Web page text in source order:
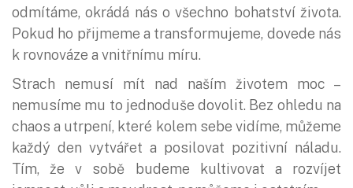
odmítáme, okrádá nás o všechno bohatství života.
Pokud ho přijmeme a transformujeme, dovede nás
k rovnováze a vnitřnímu míru.
Strach nemusí mít nad naším životem moc –
nemusíme mu to jednoduše dovolit. Bez ohledu na
chaos a utrpení, které kolem sebe vidíme, můžeme
každý den vytvářet a posilovat pozitivní náladu.
Tím, že v sobě budeme kultivovat a rozvíjet